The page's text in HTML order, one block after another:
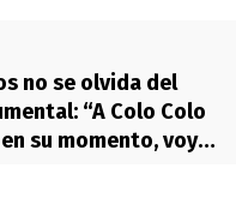
no se olvida del
“A Colo Colo
su momento, voy